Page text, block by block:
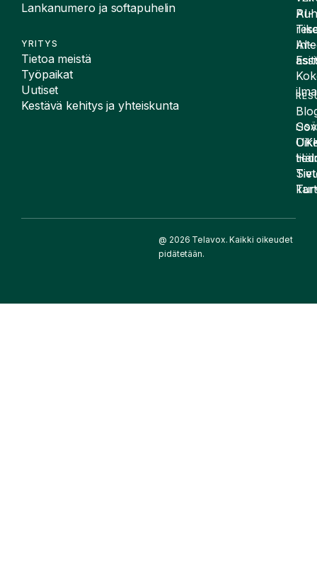
Lankanumero ja softapuhelin
YRITYS
Tietoa meistä
Työpaikat
Uutiset
Kestävä kehitys ja yhteiskunta
AI-
AI-
@ 2026 Telavox. Kaikki oikeudet
pidätetään.